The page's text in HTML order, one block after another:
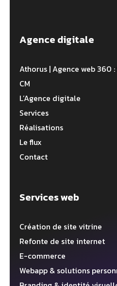
Agence digitale
Athorus | Agence web 360 :
CM
L’Agence digitale
Services
Réalisations
Le flux
Contact
Services web
Création de site vitrine
Refonte de site internet
E-commerce
Webapp & solutions